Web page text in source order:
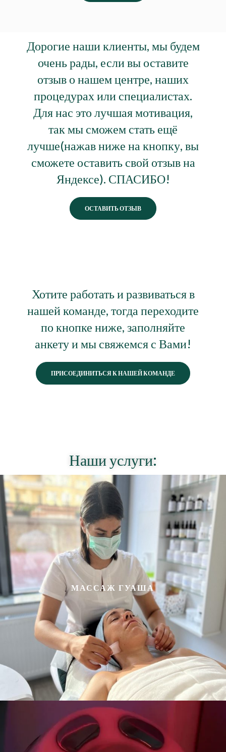
Дорогие наши клиенты, мы будем
очень рады, если вы оставите
отзыв о нашем центре, наших
процедурах или специалистах.
Для нас это лучшая мотивация,
так мы сможем стать ещё
лучше(нажав ниже на кнопку, вы
сможете оставить свой отзыв на
Яндексе). СПАСИБО!
ОСТАВИТЬ ОТЗЫВ
Хотите работать и развиваться в
нашей команде, тогда переходите
по кнопке ниже, заполняйте
анкету и мы свяжемся с Вами!
ПРИСОЕДИНИТЬСЯ К НАШЕЙ КОМАНДЕ
Наши услуги:
МАССАЖ ГУАША